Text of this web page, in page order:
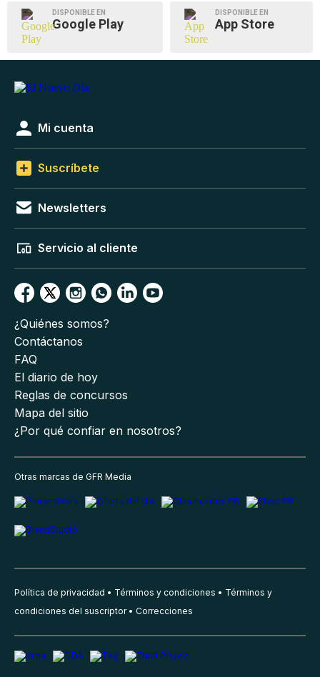
DISPONIBLE EN
Google Play
DISPONIBLE EN
App Store
Mi cuenta
Suscríbete
Newsletters
Servicio al cliente
¿Quiénes somos?
Contáctanos
FAQ
El diario de hoy
Reglas de concursos
Mapa del sitio
¿Por qué confiar en nosotros?
Otras marcas de GFR Media
Política de privacidad Términos y condiciones
Términos y
condiciones del suscriptor
Correcciones